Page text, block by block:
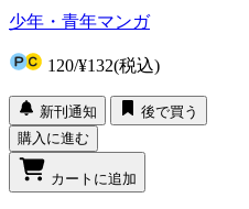
少年・青年マンガ
120/¥132(税込)
新刊通知
後で買う
購入に進む
カートに追加